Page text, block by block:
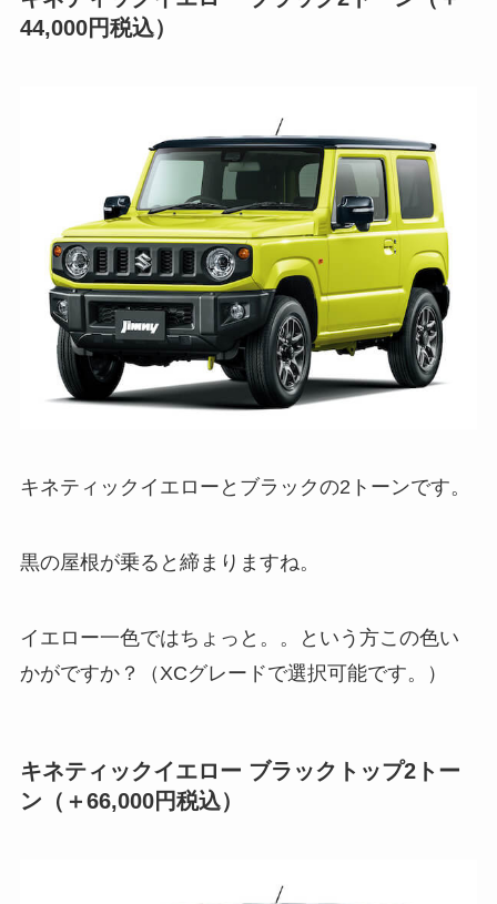
44,000円税込）
キネティックイエローとブラックの2トーンです。
黒の屋根が乗ると締まりますね。
イエロー一色ではちょっと。。という方この色い
かがですか？（XCグレードで選択可能です。）
キネティックイエロー ブラックトップ2トー
ン（＋66,000円税込）